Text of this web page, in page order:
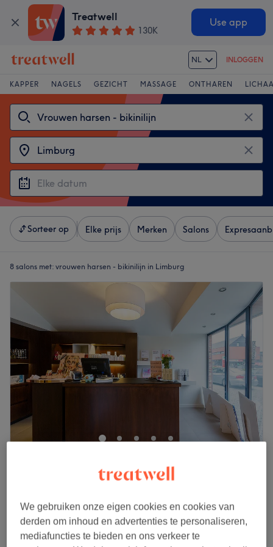
Treatwell
130K
Use app
NL INLOGGEN
KAPPER NAGELS GEZICHT MASSAGE ONTHAREN
Sorteer op Elke prijs Merken Salons
8 salons met: vrouwen harsen - bikinilijn in Limburg
Wellen, Limburg
Laat zien op de kaart
Vrouwen waxen - Bikinilijn (naast slip)
15 min
€19
We gebruiken onze eigen cookies en cookies van
derden om inhoud en advertenties te personaliseren,
mediafuncties te bieden en ons verkeer te